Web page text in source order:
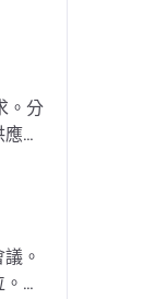
高
。分
受
。
他